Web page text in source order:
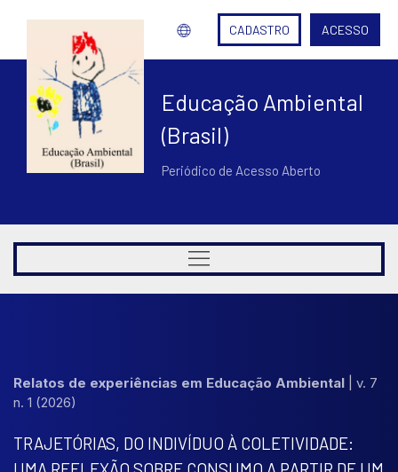
CADASTRO ACESSO
Educação Ambiental
(Brasil)
Periódico de Acesso Aberto
Relatos de experiências em Educação Ambiental
v. 7
n. 1 (2026)
TRAJETÓRIAS, DO INDIVÍDUO À COLETIVIDADE: